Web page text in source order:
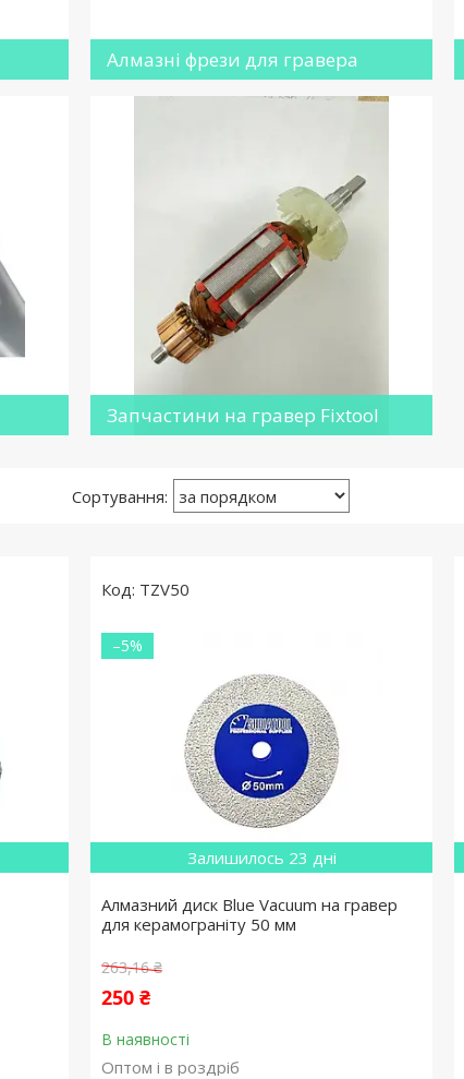
Алмазні фрези для гравера
Запчастини на гравер Fixtool
TZV50
Залишилось 23 дні
–5%
Алмазний диск Blue Vacuum на гравер
для керамограніту 50 мм
263,16 ₴
250 ₴
В наявності
Оптом і в роздріб